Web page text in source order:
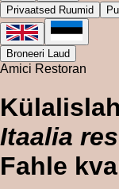
Privaatsed Ruumid
Broneeri Laud
Amici Restoran
Itaalia
Fahle